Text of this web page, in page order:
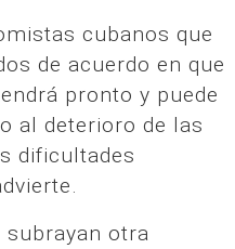
cubanos que
de acuerdo en que
pronto y puede
al deterioro de las
dificultades
otra